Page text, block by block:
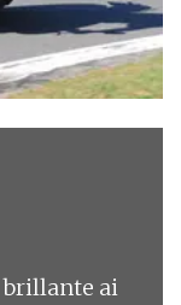
brillante ai